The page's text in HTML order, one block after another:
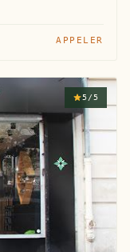
APPELER
5/5